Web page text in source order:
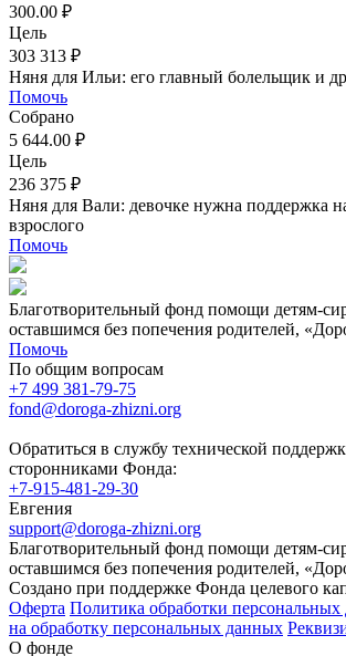
300.00 ₽
Цель
303 313 ₽
Няня для Ильи: его главный болельщик и
Помочь
Собрано
5 644.00 ₽
Цель
236 375 ₽
Няня для Вали: девочке нужна поддержка
взрослого
Помочь
Благотворительный фонд помощи детям-
оставшимся без попечения родителей,
Помочь
По общим вопросам
+7 499 381-79-75
fond@doroga-zhizni.org
Обратиться в службу технической
сторонниками Фонда:
+7-915-481-29-30
Евгения
support@doroga-zhizni.org
Благотворительный фонд помощи детям-
оставшимся без попечения родителей,
Создано при поддержке Фонда целевого
Оферта Политика обработки
на обработку персональных данных
О фонде